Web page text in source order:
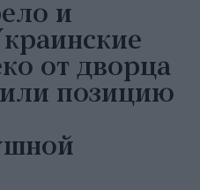
и
от дворца
позицию